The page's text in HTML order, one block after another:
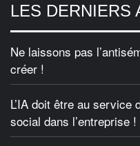
LES DERNIERS
Ne laissons pas
créer !
L’IA doit être au service
social dans l’entreprise !